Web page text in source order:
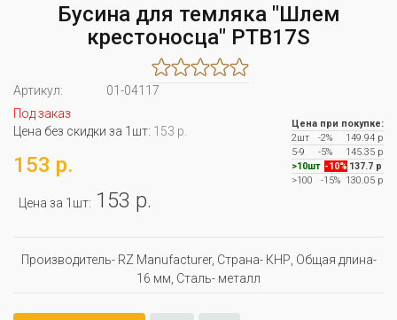
Бусина для темляка "Шлем
крестоносца" PTB17S
Артикул:
01-04117
Под заказ
Цена без скидки за 1шт: 153 р.
153 р.
Цена за 1шт: 153 р.
Цена при покупке:
2шт
-2%
149.94 р
5-9
-5%
145.35 р
>10шт -10% 137.7 р
>100
-15% 130.05 р
Производитель- RZ Manufacturer, Страна- КНР, Oбщая длина-
16 мм, Сталь- металл